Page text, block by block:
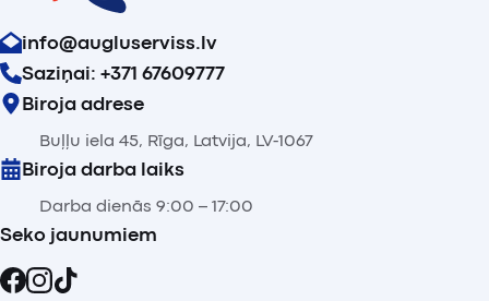
info@augluserviss.lv
Saziņai: +371 67609777
Biroja adrese
Buļļu iela 45, Rīga, Latvija, LV-1067
Biroja darba laiks
Darba dienās 9:00 – 17:00
Seko jaunumiem